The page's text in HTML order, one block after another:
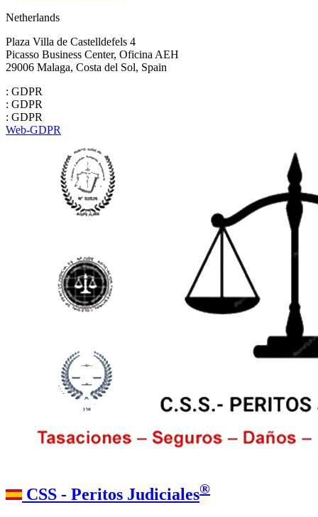
Netherlands
Plaza Villa de Castelldefels 4
Picasso Business Center, Oficina AEH
29006 Malaga, Costa del Sol, Spain
: GDPR
: GDPR
: GDPR
Web-GDPR
CSS - Peritos Judiciales®